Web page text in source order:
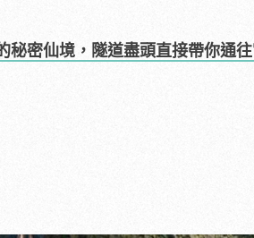
秘密仙境，隧道盡頭直接帶你通